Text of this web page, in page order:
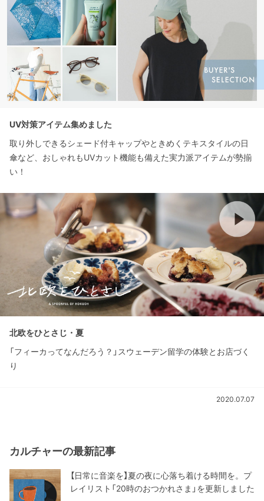
UV対策アイテム集めました
取り外しできるシェード付キャップやときめくテキスタイルの日
傘など、おしゃれもUVカット機能も備えた実力派アイテムが勢揃
い！
北欧をひとさじ・夏
「フィーカってなんだろう？」スウェーデン留学の体験とお店づく
り
2020.07.07
カルチャーの最新記事
【日常に音楽を】夏の夜に心落ち着ける時間を。プ
レイリスト「20時のおつかれさま」を更新しました